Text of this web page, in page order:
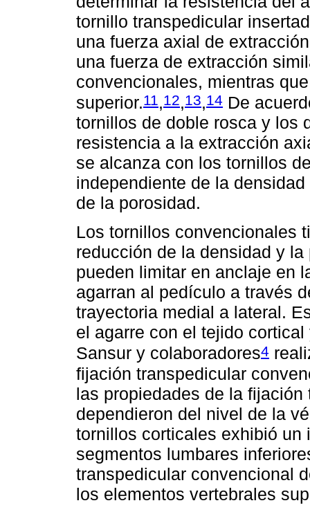
tornillo transpedicular
una fuerza axial de
una fuerza de extracción
convencionales, mientras
superior.11,12,13,14 De
tornillos de doble rosca y los
resistencia a la extracción
se alcanza con los tornillos
independiente de la
de la porosidad.
Los tornillos convencionales
reducción de la densidad y
pueden limitar en anclaje en
agarran al pedículo a través
trayectoria medial a lateral.
el agarre con el tejido
Sansur y colaboradores4
fijación transpedicular
las propiedades de la
dependieron del nivel de la
tornillos corticales exhibió un
segmentos lumbares
transpedicular convencional
los elementos vertebrales